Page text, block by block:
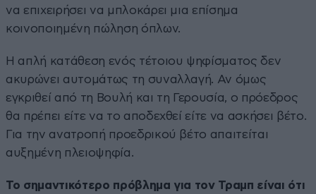
να επιχειρήσει να μπλοκάρει μια επίσημα
κοινοποιημένη πώληση όπλων.
Η απλή κατάθεση ενός τέτοιου ψηφίσματος δεν
ακυρώνει αυτομάτως τη συναλλαγή. Αν όμως
εγκριθεί από τη Βουλή και τη Γερουσία, ο πρόεδρος
θα πρέπει είτε να το αποδεχθεί είτε να ασκήσει βέτο.
Για την ανατροπή προεδρικού βέτο απαιτείται
αυξημένη πλειοψηφία.
Το σημαντικότερο πρόβλημα για τον Τραμπ είναι ότι